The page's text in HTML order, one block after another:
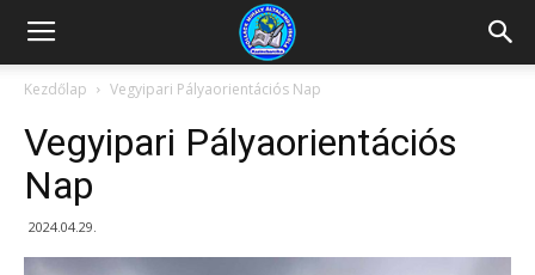
Kazincbarcikai
Pollack
Mihály
Kezdőlap Vegyipari Pályaorientációs Nap
Vegyipari Pályaorientációs
Nap
2024.04.29.